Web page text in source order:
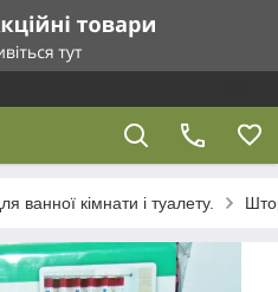
ванної кімнати і туалету.